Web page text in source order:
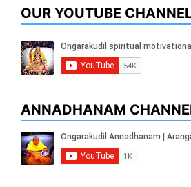
OUR YOUTUBE
ANNADHANAM